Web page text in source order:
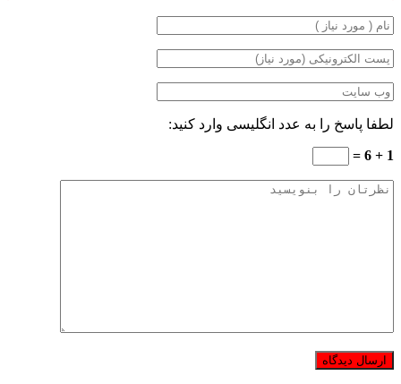
لطفا پاسخ را به عدد انگلیسی وارد کنید:
1 + 6 =